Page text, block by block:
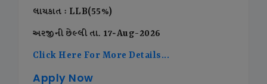
લાયકાત : LLB(55%)
અરજીની છેલ્લી તા. 17-Aug-2026
Click Here For More Details...
Apply Now